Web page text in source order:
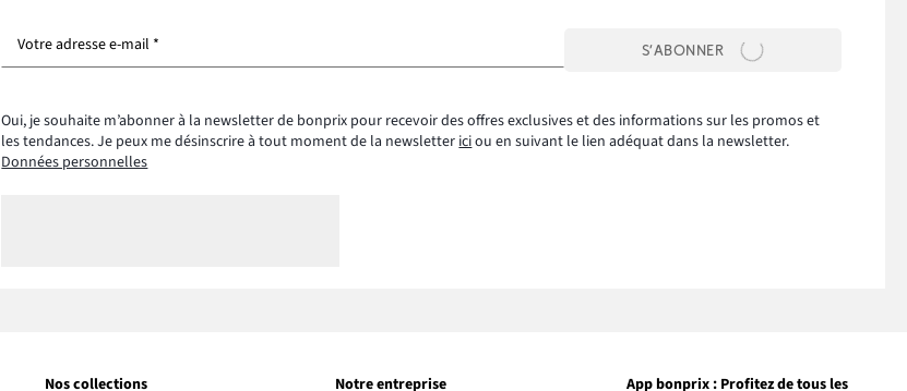
Votre adresse e-mail * S’ABONNER
Oui, je souhaite m’abonner à la newsletter de bonprix pour recevoir des offres exclusives et des informations sur les promos et
les tendances. Je peux me désinscrire à tout moment de la newsletter iciou en suivant le lien adéquat dans la newsletter.
Données personnelles
Nos collections Notre entreprise App bonprix : Profitez de tous les